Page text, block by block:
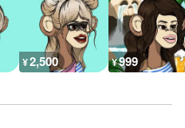
¥2,500 ¥999